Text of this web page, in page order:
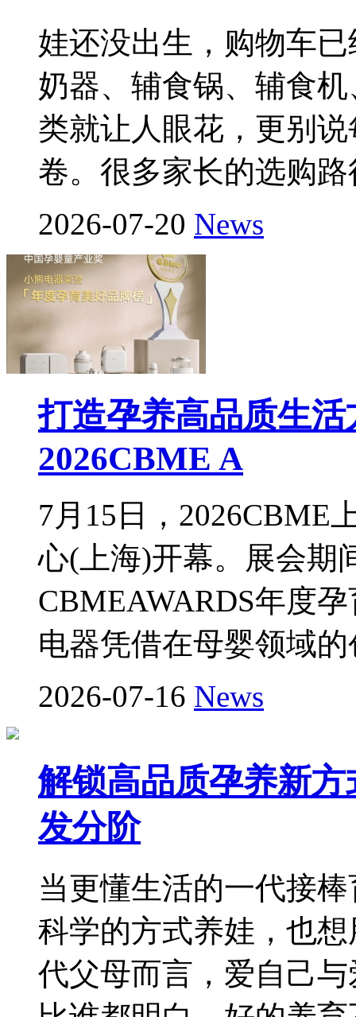
娃还没出生，购物车
奶器、辅食锅、辅食
类就让人眼花，更别
卷。很多家长的选购路
2026-07-20 News
打造孕养高品质生
2026CBME A
7月15日，2026CBME
心(上海)开幕。展会期
CBMEAWARDS年度
电器凭借在母婴领域
2026-07-16 News
解锁高品质孕养新
发分阶
当更懂生活的一代接
科学的方式养娃，也
代父母而言，爱自己